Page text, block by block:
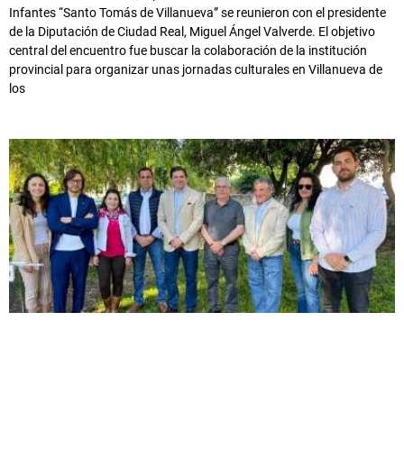
Infantes “Santo Tomás de Villanueva” se reunieron con el presidente
de la Diputación de Ciudad Real, Miguel Ángel Valverde. El objetivo
central del encuentro fue buscar la colaboración de la institución
provincial para organizar unas jornadas culturales en Villanueva de
los